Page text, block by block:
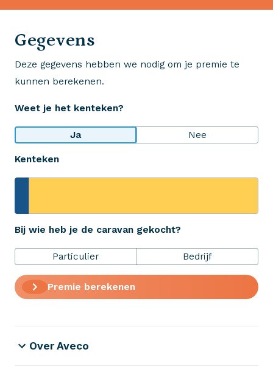
Gegevens
Deze gegevens hebben we nodig om je premie te
kunnen berekenen.
Weet je het kenteken?
Ja Nee
Kenteken
Bij wie heb je de caravan gekocht?
Particulier Bedrijf
Premie berekenen
Wij krijgen een 8,5!
Op basis van ruim 3.000 reviews
Bekijk wat anderen over ons zeggen
+31 (0)523 - 20 80 30
Verzekeringen
Over Aveco